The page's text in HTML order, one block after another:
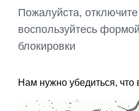
Пожалуйста,
воспользуйтесь
блокировки
Нам нужно убедиться, что